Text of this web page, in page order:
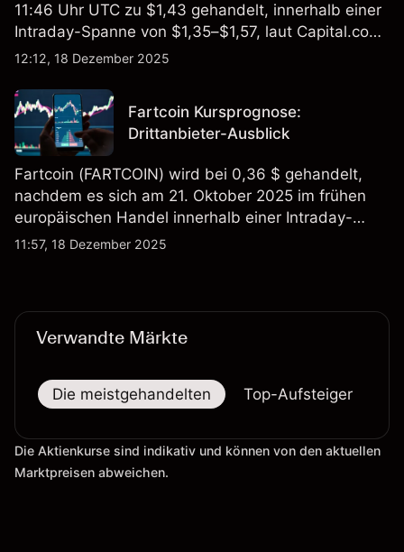
11:46 Uhr UTC zu $1,43 gehandelt, innerhalb einer
Intraday-Spanne von $1,35–$1,57, laut Capital.com
Preisfeed.
12:12, 18 Dezember 2025
Fartcoin Kursprognose:
Drittanbieter-Ausblick
Fartcoin (FARTCOIN) wird bei 0,36 $ gehandelt,
nachdem es sich am 21. Oktober 2025 im frühen
europäischen Handel innerhalb einer Intraday-
Spanne von 0,3493–0,3898 $ bewegte. Der Kurs
11:57, 18 Dezember 2025
Verwandte Märkte
Die meistgehandelten Top-Aufsteiger
Die Aktienkurse sind indikativ und können von den aktuellen
Marktpreisen abweichen.